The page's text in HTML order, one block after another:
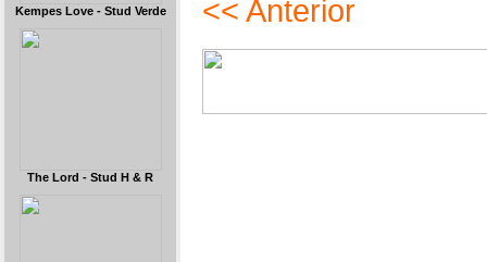
Kempes Love - Stud Verde
The Lord - Stud H & R
<< Anterior